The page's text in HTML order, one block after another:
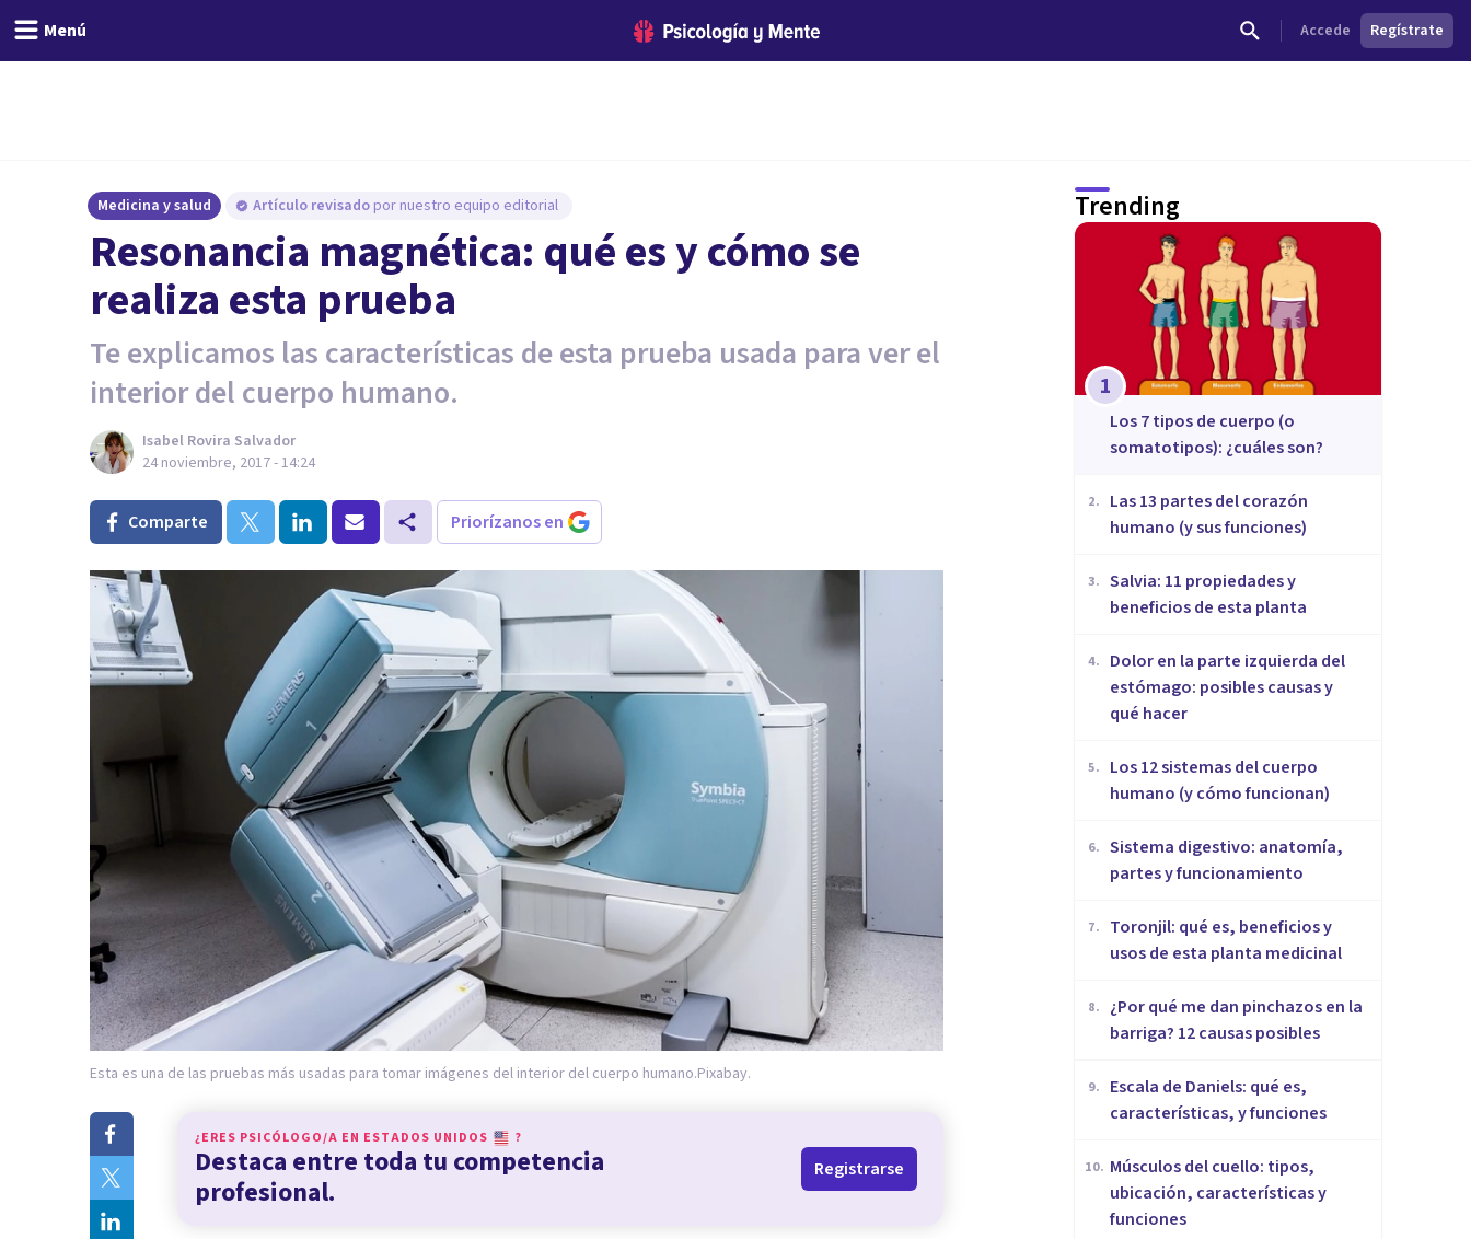
Menú Accede Regístrate
Medicina y salud Artículo revisado por nuestro equipo editorial
Resonancia magnética: qué es y cómo se
realiza esta prueba
Te explicamos las características de esta prueba usada para ver el
interior del cuerpo humano.
Isabel Rovira Salvador
24 noviembre, 2017 - 14:24
Comparte Priorízanos en
Esta es una de las pruebas más usadas para tomar imágenes del interior del cuerpo humano.Pixabay.
¿ERES PSICÓLOGO/A EN ESTADOS UNIDOS ?
Destaca entre toda tu competencia
profesional.
Registrarse
Trending
1
​Los 7 tipos de cuerpo (o
somatotipos): ¿cuáles son?
2.
Las 13 partes del corazón
humano (y sus funciones)
3. Salvia: 11 propiedades y
beneficios de esta planta
4.
Dolor en la parte izquierda del
estómago: posibles causas y
qué hacer
5.
Los 12 sistemas del cuerpo
humano (y cómo funcionan)
6. Sistema digestivo: anatomía,
partes y funcionamiento
7.
Toronjil: qué es, beneficios y
usos de esta planta medicinal
8.
¿Por qué me dan pinchazos en la
barriga? 12 causas posibles
9.
Escala de Daniels: qué es,
características, y funciones
10. Músculos del cuello: tipos,
ubicación, características y
funciones